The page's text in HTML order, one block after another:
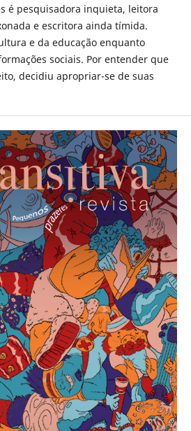
é pesquisadora inquieta, leitora
e escritora ainda tímida.
e da educação enquanto
sociais. Por entender que
decidiu apropriar-se de suas